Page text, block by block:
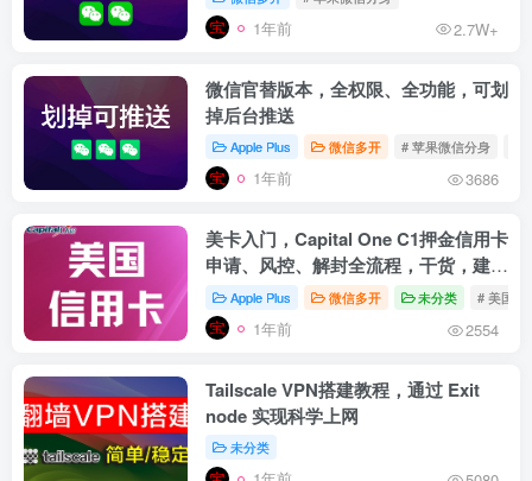
1年前 2.7W+
微信官替版本，全权限、全功能，可划
掉后台推送
Apple Plus 微信多开 # 苹果微信分身
1年前 3686
美卡入门，Capital One C1押金信用卡
申请、风控、解封全流程，干货，建议
收藏Apple Plus 微信多开 未分类 # 美国信
1年前 2554
Tailscale VPN搭建教程，通过 Exit
node 实现科学上网
未分类